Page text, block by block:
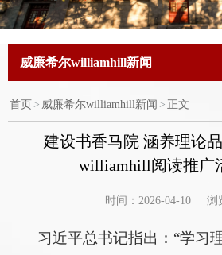
威廉希尔williamhill新闻
首页 > 威廉希尔williamhill新闻 > 正文
建设书香马院 涵养理论
williamhill阅读推广
时间：2026-04-10 浏
习近平总书记指出：“学习